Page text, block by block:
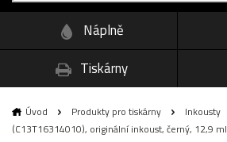
Náplně
Tiskárny
Úvod Produkty pro tiskárny Inkousty
(C13T16314010), originální inkoust, černý, 12,9 ml